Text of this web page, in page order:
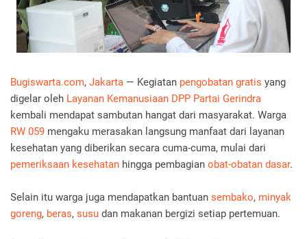
Bugiswarta.com, Jakarta — Kegiatan pengobatan gratis yang
digelar oleh Layanan Kemanusiaan DPP Partai Gerindra
kembali mendapat sambutan hangat dari masyarakat. Warga
RW 059 mengaku merasakan langsung manfaat dari layanan
kesehatan yang diberikan secara cuma-cuma, mulai dari
pemeriksaan kesehatan hingga pembagian obat-obatan dasar.
Selain itu warga juga mendapatkan bantuan sembako, minyak
goreng, beras, susu dan makanan bergizi setiap pertemuan.